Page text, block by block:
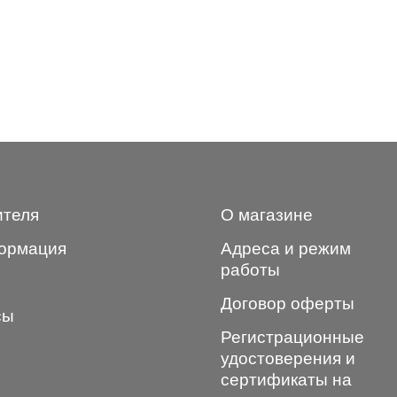
О магазине
Адреса и режим
работы
Договор оферты
Регистрационные
удостоверения и
сертификаты на